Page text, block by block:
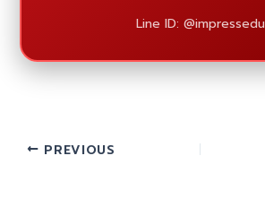
Line ID: @impressedu
PREVIOUS